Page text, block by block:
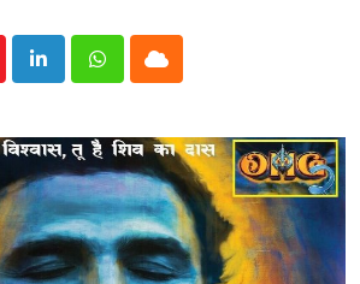
LinkedInWhatsappCloud